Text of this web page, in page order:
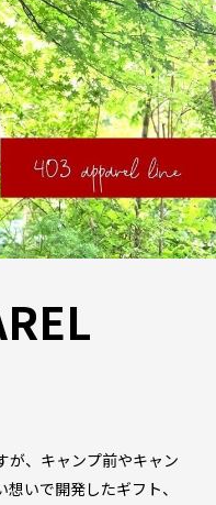
が、キャンプ前やキャン
いで開発したギフト、